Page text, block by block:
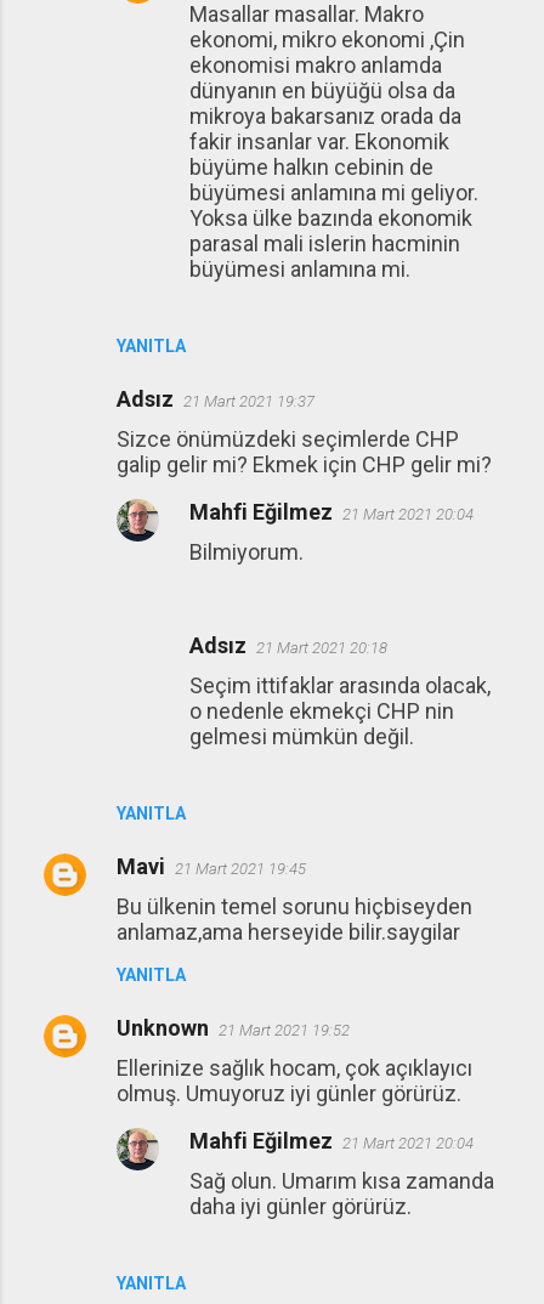
YANITLA
Masallar masallar. Makro
ekonomi, mikro ekonomi ,Çin
ekonomisi makro anlamda
dünyanın en büyüğü olsa da
mikroya bakarsanız orada da
fakir insanlar var. Ekonomik
büyüme halkın cebinin de
büyümesi anlamına mi geliyor.
Yoksa ülke bazında ekonomik
parasal mali islerin hacminin
büyümesi anlamına mi.
Adsız 21 Mart 2021 19:37
Sizce önümüzdeki seçimlerde CHP
galip gelir mi? Ekmek için CHP gelir mi?
YANITLA
Mahfi Eğilmez 21 Mart 2021 20:04
Bilmiyorum.
Adsız 21 Mart 2021 20:18
Seçim ittifaklar arasında olacak,
o nedenle ekmekçi CHP nin
gelmesi mümkün değil.
Mavi 21 Mart 2021 19:45
Bu ülkenin temel sorunu hiçbiseyden
anlamaz,ama herseyide bilir.saygilar
YANITLA
Unknown 21 Mart 2021 19:52
Ellerinize sağlık hocam, çok açıklayıcı
olmuş. Umuyoruz iyi günler görürüz.
YANITLA
Mahfi Eğilmez 21 Mart 2021 20:04
Sağ olun. Umarım kısa zamanda
daha iyi günler görürüz.